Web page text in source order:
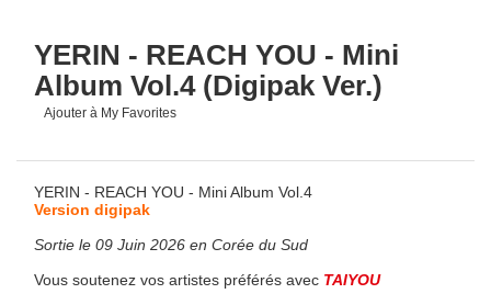
YERIN - REACH YOU - Mini
Album Vol.4 (Digipak Ver.)
Ajouter à My Favorites
YERIN - REACH YOU - Mini Album Vol.4
Version digipak
Sortie le 09 Juin 2026 en Corée du Sud
Vous soutenez vos artistes préférés avec TAIYOU